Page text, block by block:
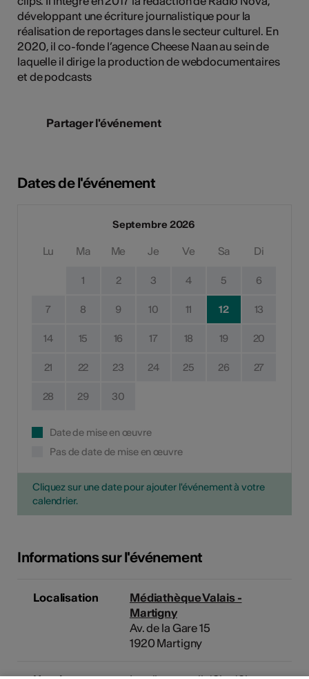
développant une écriture journalistique pour la
réalisation de reportages dans le secteur culturel. En
2020, il co-fonde l’agence Cheese Naan au sein de
laquelle il dirige la production de webdocumentaires
et de podcasts
Partager l'événement
Dates de l'événement
Septembre 2026
Lu Ma Me Je Ve Sa Di
1 2 3 4 5 6
7 8 9 10 11 12 13
14 15 16 17 18 19 20
21 22 23 24 25 26 27
28 29 30
Date de mise en œuvre
Pas de date de mise en œuvre
Cliquez sur une date pour ajouter l'événement à votre
calendrier.
Informations sur l'événement
Localisation
Médiathèque Valais -
Martigny
Av. de la Gare 15
1920 Martigny